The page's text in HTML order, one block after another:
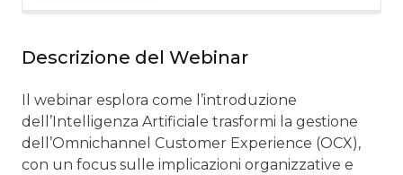
Descrizione del Webinar
Il webinar esplora come l’introduzione
dell’Intelligenza Artificiale trasformi la gestione
dell’Omnichannel Customer Experience (OCX),
con un focus sulle implicazioni organizzative e